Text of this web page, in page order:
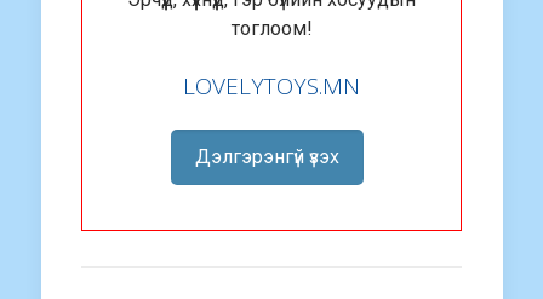
тоглоом!
LOVELYTOYS.MN
Дэлгэрэнгүй үзэх